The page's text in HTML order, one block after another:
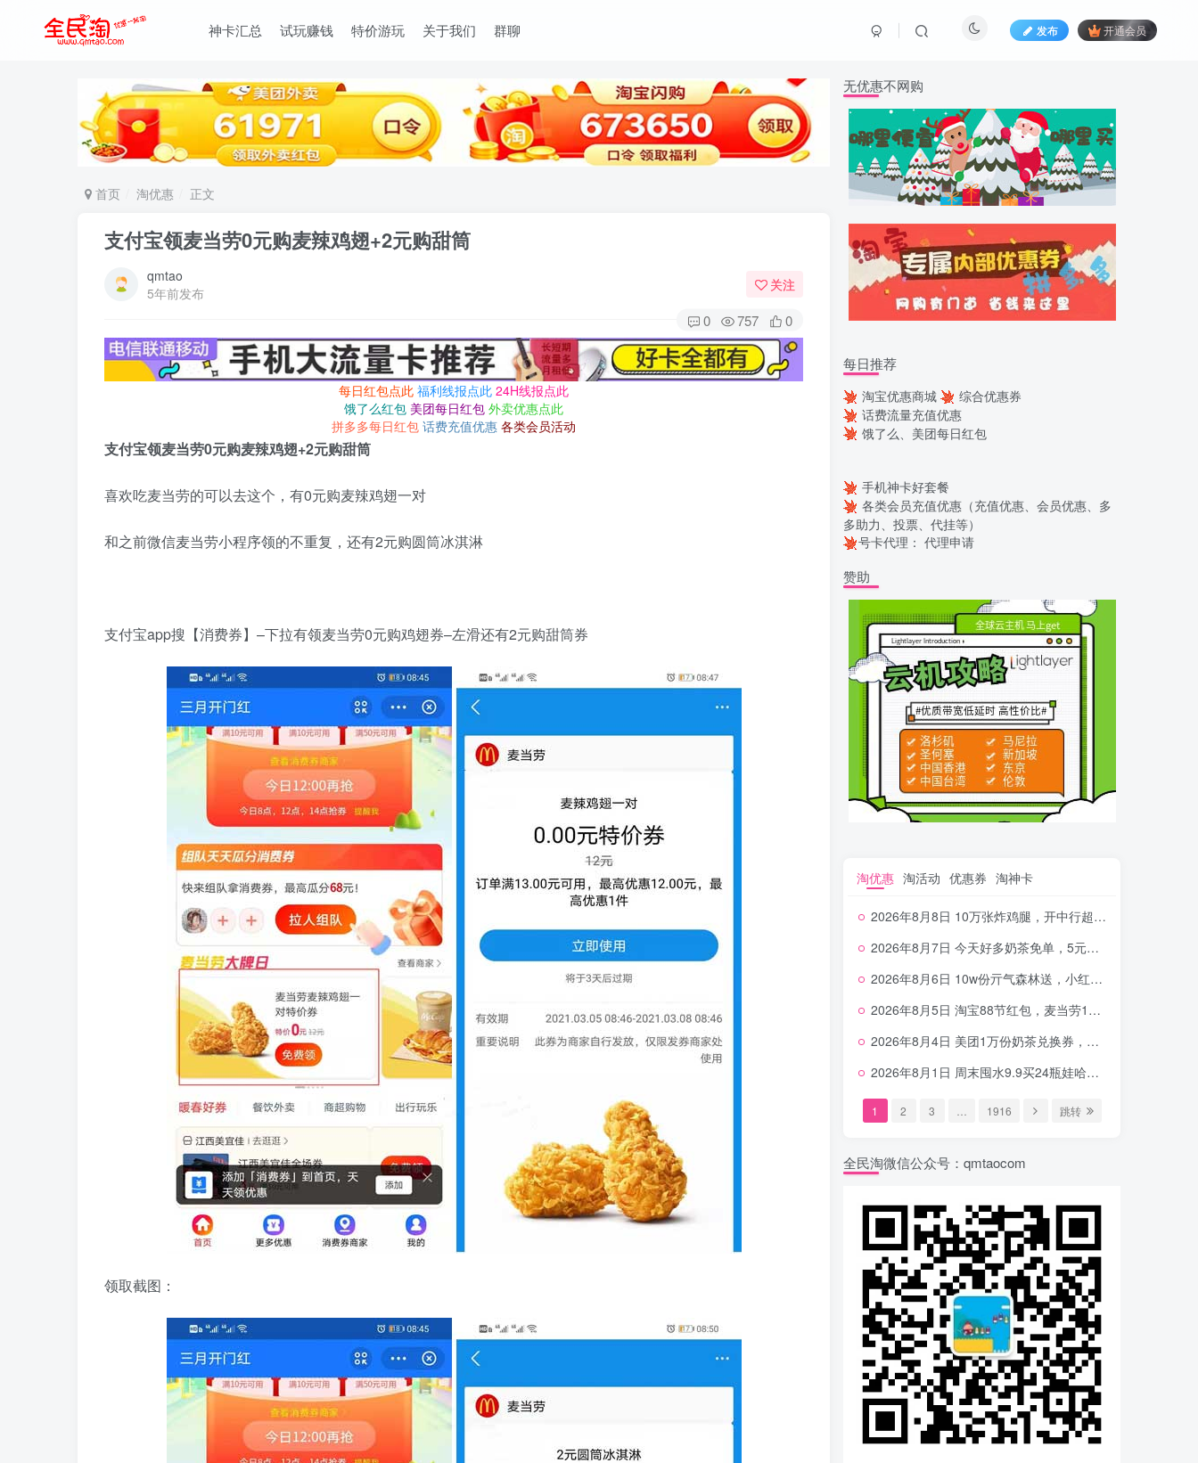
神卡汇总 试玩赚钱 特价游玩 关于我们 群聊 发布 开通会员
首页 淘优惠 正文
支付宝领麦当劳0元购麦辣鸡翅+2元购甜筒
qmtao
5年前发布
关注
0 757 0
每日红包点此 福利线报点此 24H线报点此
饿了么红包 美团每日红包 外卖优惠点此
拼多多每日红包 话费充值优惠 各类会员活动
支付宝领麦当劳0元购麦辣鸡翅+2元购甜筒
喜欢吃麦当劳的可以去这个，有0元购麦辣鸡翅一对
和之前微信麦当劳小程序领的不重复，还有2元购圆筒冰淇淋
支付宝app搜【消费券】–下拉有领麦当劳0元购鸡翅券–左滑还有2元购甜筒券
领取截图：
无优惠不网购
每日推荐
淘宝优惠商城
综合优惠券
话费流量充值优惠
饿了么、美团每日红包
手机神卡好套餐
各类会员充值优惠（充值优惠、会员优惠、多
多助力、投票、代挂等）
号卡代理： 代理申请
赞助
淘优惠 淘活动 优惠券 淘神卡
2026年8月8日 10万张炸鸡腿，开中行超给利，美团奶茶0.01，加油券，千问1.8~18.8体验金等
2026年8月7日 今天好多奶茶免单，5元农行省钱卡，京东抢0.01沪上，邮储5.88元等
2026年8月6日 10w份亓气森林送，小红书12元无门槛，中行电费30-10，0元柠檬水+0撸汉堡等
2026年8月5日 淘宝88节红包，麦当劳150万份柠檬水，三万份瑞幸免单，霸王9万份0.01券等
2026年8月4日 美团1万份奶茶兑换券，农行5E卡，中行支付超给利，美团领18个冰激凌，小米每天领2-6元等等
2026年8月1日 周末囤水9.9买24瓶娃哈哈，建行100元京东券，移动5元话费，麦当劳甜筒，交行立减金等
1 2 3 1916 跳转
全民淘微信公众号：qmtaocom